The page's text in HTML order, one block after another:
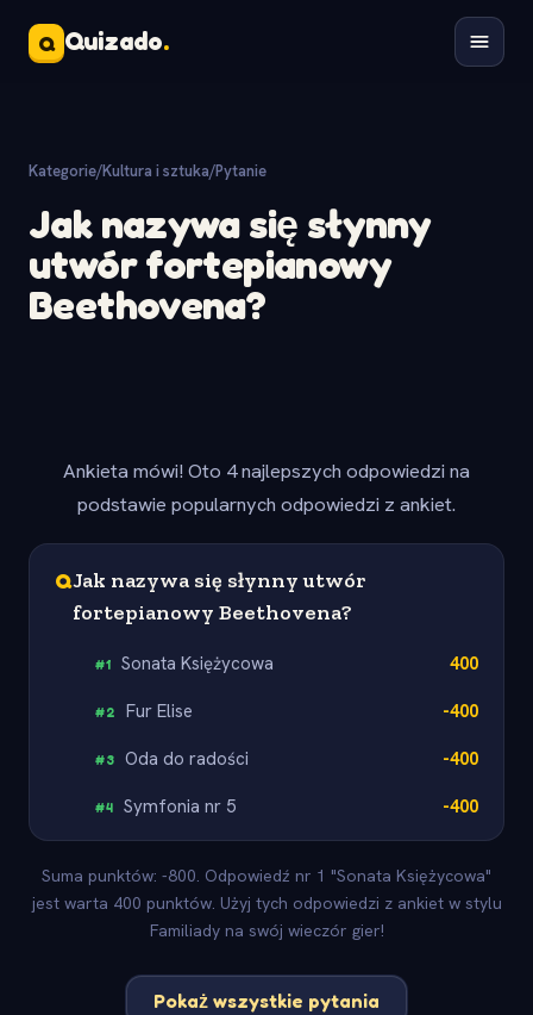
Q Quizado.
Kategorie/Kultura i sztuka/Pytanie
Jak nazywa się słynny
utwór fortepianowy
Beethovena?
Ankieta mówi! Oto 4 najlepszych odpowiedzi na
podstawie popularnych odpowiedzi z ankiet.
QJak nazywa się słynny utwór
fortepianowy Beethovena?
#1 Sonata Księżycowa 400
#2 Fur Elise -400
#3 Oda do radości -400
#4 Symfonia nr 5 -400
Suma punktów: -800. Odpowiedź nr 1 "Sonata Księżycowa"
jest warta 400 punktów. Użyj tych odpowiedzi z ankiet w stylu
Familiady na swój wieczór gier!
Pokaż wszystkie pytania